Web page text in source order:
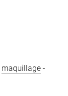
maquillage -